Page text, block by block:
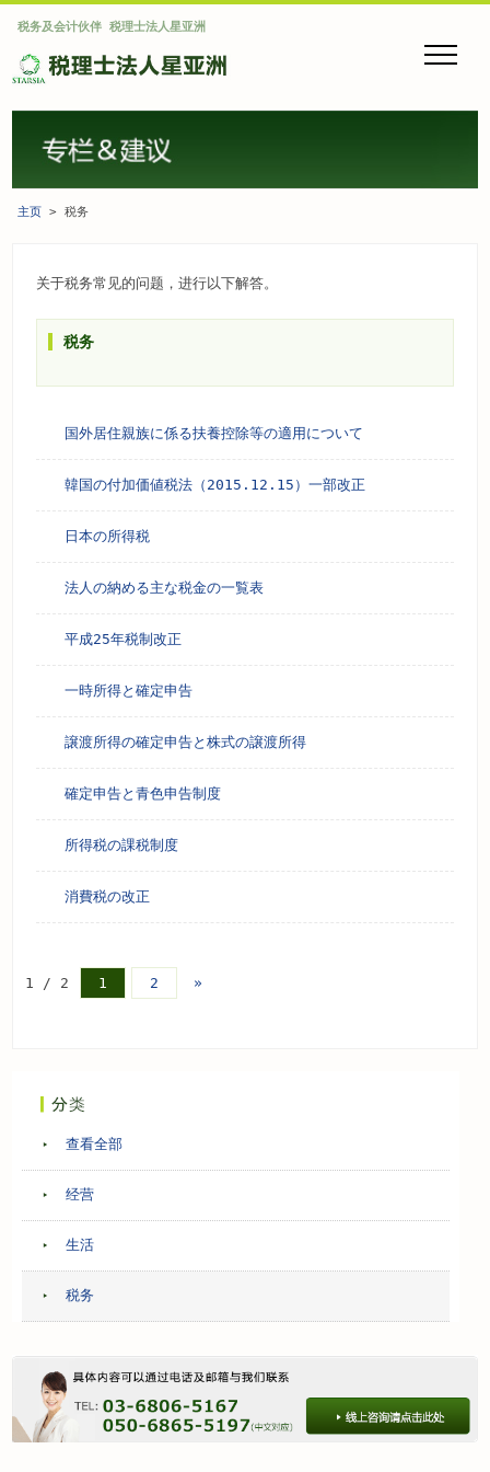
主页
业务介绍
税理士法人星亚洲的特征
线上咨询
最新资讯
招聘信息
请通过邮件联系我们
如果要电话咨询，请从这里联系
03-6865-5197 （日本境内电话直通，中文对应）
营业时间 09:00～17:00（工作日）
Wechat：starsia05068655197
用其他语言查看请点击这里
税务及会计伙伴 税理士法人星亚洲
主页 > 税务
关于税务常见的问题，进行以下解答。
税务
国外居住親族に係る扶養控除等の適用について
韓国の付加価値税法（2015.12.15）一部改正
日本の所得税
法人の納める主な税金の一覧表
平成25年税制改正
一時所得と確定申告
譲渡所得の確定申告と株式の譲渡所得
確定申告と青色申告制度
所得税の課税制度
消費税の改正
1 / 2 1 2 »
查看全部
经营
生活
税务